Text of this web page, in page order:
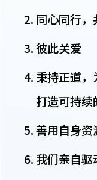
同心同行
彼此关爱
秉持正道
打造可持续
善用自身资
我们亲自驱